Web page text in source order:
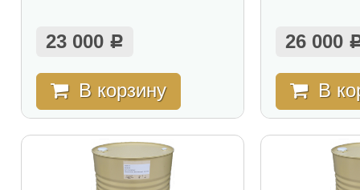
23 000 Р
В корзину
26 000
В